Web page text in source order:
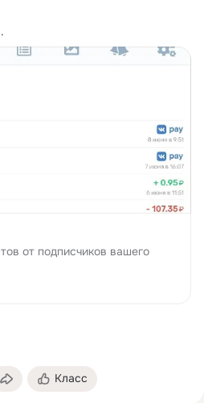
от подписчиков вашего
Класс